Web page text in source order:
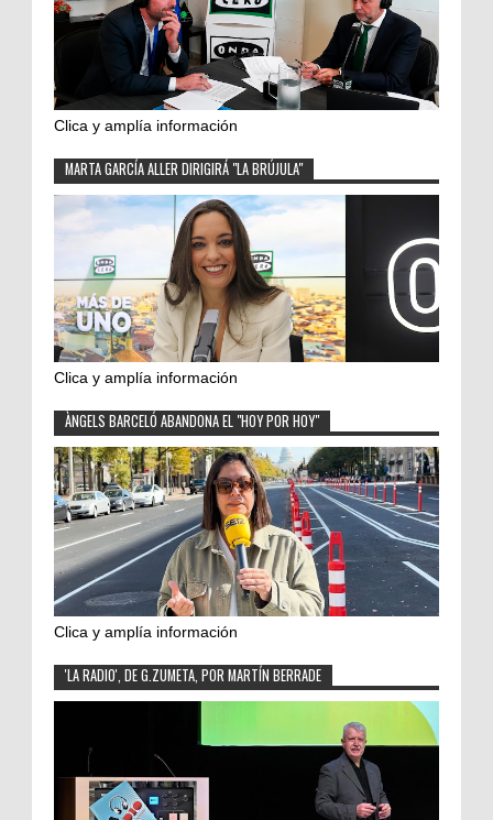
Clica y amplía información
MARTA GARCÍA ALLER DIRIGIRÁ "LA BRÚJULA"
Clica y amplía información
ÀNGELS BARCELÓ ABANDONA EL "HOY POR HOY"
Clica y amplía información
'LA RADIO', DE G.ZUMETA, POR MARTÍN BERRADE